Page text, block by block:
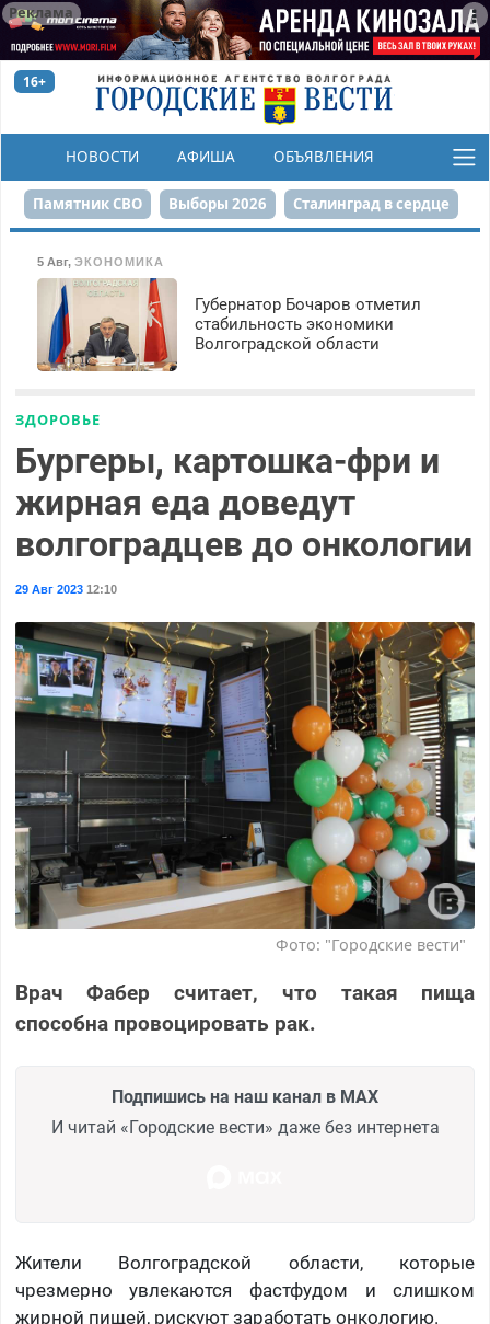
Реклама
16+
НОВОСТИ АФИША ОБЪЯВЛЕНИЯ
КОНКУРСЫ
Памятник СВО Выборы 2026 Сталинград в сердце
Реконструкция ЦПКиО На службе городу
80-летие Победы Парк Героев-летчиков
5 Авг, ЭКОНОМИКА
Губернатор Бочаров отметил
стабильность экономики
Волгоградской области
ЗДОРОВЬЕ
Бургеры, картошка-фри и
жирная еда доведут
волгоградцев до онкологии
29 Авг 202312:10
Фото: "Городские вести"
Врач Фабер считает, что такая пища
способна провоцировать рак.
Подпишись на наш канал в MAX
И читай «Городские вести» даже без интернета
Жители Волгоградской области, которые
чрезмерно увлекаются фастфудом и слишком
жирной пищей, рискуют заработать онкологию.